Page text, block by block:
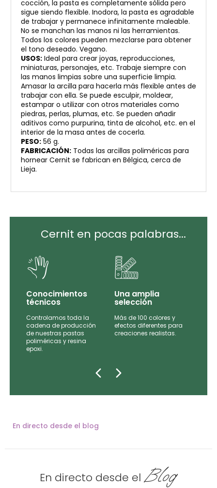
cocción, la pasta es completamente sólida pero
sigue siendo flexible. Inodora, la pasta es agradable
de trabajar y permanece infinitamente maleable.
No se manchan las manos ni las herramientas.
Todos los colores pueden mezclarse para obtener
el tono deseado. Vegano.
USOS: Ideal para crear joyas, reproducciones,
miniaturas, personajes, etc. Trabaje siempre con
las manos limpias sobre una superficie limpia.
Amasar la arcilla para hacerla más flexible antes de
trabajar con ella. Se puede esculpir, moldear,
estampar o utilizar con otros materiales como
piedras, perlas, plumas, etc. Se pueden añadir
aditivos como purpurina, tinta de alcohol, etc. en el
interior de la masa antes de cocerla.
PESO: 56 g.
FABRICACIÓN: Todas las arcillas poliméricas para
hornear Cernit se fabrican en Bélgica, cerca de
Lieja.
Cernit en pocas palabras...
Conocimientos
técnicos
Controlamos toda la
cadena de producción
de nuestras pastas
poliméricas y resina
epoxi.
Una amplia
selección
Más de 100 colores y
efectos diferentes para
creaciones realistas.
En directo desde el blog
En directo desde el Blog